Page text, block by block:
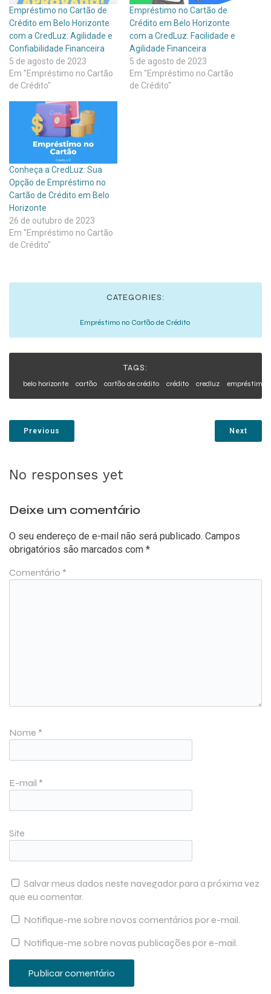
Empréstimo no Cartão de
Crédito em Belo Horizonte
com a CredLuz: Agilidade e
Confiabilidade Financeira
5 de agosto de 2023
Em "Empréstimo no Cartão
de Crédito"
Empréstimo no Cartão de
Crédito em Belo Horizonte
com a CredLuz: Facilidade e
Agilidade Financeira
5 de agosto de 2023
Em "Empréstimo no Cartão
de Crédito"
Conheça a CredLuz: Sua
Opção de Empréstimo no
Cartão de Crédito em Belo
Horizonte
26 de outubro de 2023
Em "Empréstimo no Cartão
de Crédito"
CATEGORIES:
Empréstimo no Cartão de Crédito
TAGS:
belo horizonte cartão cartão de crédito crédito credluz empréstimo
Previous Next
No responses yet
Deixe um comentário
O seu endereço de e-mail não será publicado. Campos
obrigatórios são marcados com *
Comentário *
Nome *
E-mail *
Site
Salvar meus dados neste navegador para a próxima vez
que eu comentar.
Notifique-me sobre novos comentários por e-mail.
Notifique-me sobre novas publicações por e-mail.